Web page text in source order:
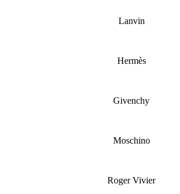
Lanvin
Hermès
Givenchy
Moschino
Roger Vivier